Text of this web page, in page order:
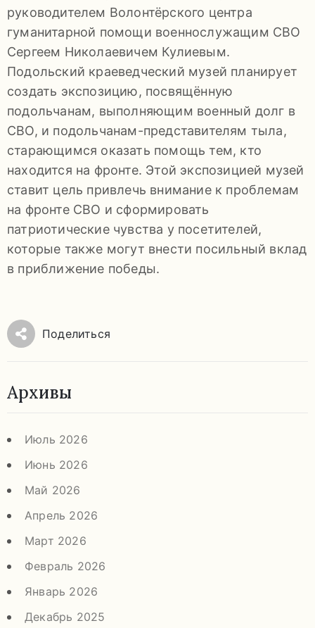
(4967)
55-
92-
34
pdls_mukpmuzey@mosreg.ru
Заявление
конфиденциальности
руководителем Волонтёрского центра
гуманитарной помощи военнослужащим СВО
Сергеем Николаевичем Кулиевым.
Подольский краеведческий музей планирует
создать экспозицию, посвящённую
подольчанам, выполняющим военный долг в
СВО, и подольчанам-представителям тыла,
старающимся оказать помощь тем, кто
находится на фронте. Этой экспозицией музей
ставит цель привлечь внимание к проблемам
на фронте СВО и сформировать
патриотические чувства у посетителей,
которые также могут внести посильный вклад
в приближение победы.
Поделиться
Архивы
Июль 2026
Июнь 2026
Май 2026
Апрель 2026
Март 2026
Февраль 2026
Январь 2026
Декабрь 2025